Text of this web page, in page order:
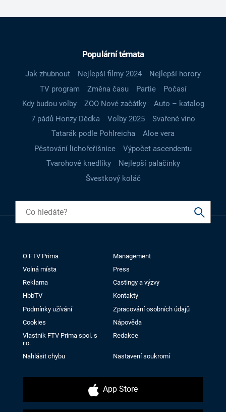
Populární témata
Jak zhubnout Nejlepší filmy 2024
Nejlepší horory
TV program
Změna času Partie
Počasí
Kdy budou volby
ZOO Nové začátky
Auto – katalog
7 pádů Honzy Dědka
Volby 2025
Svařené víno
Tatarák podle Pohlreicha
Aloe vera
Pěstování lichořeřišnice
Výpočet ascendentu
Tvarohové knedlíky
Nejlepší palačinky
Švestkový koláč
O FTV Prima
Management
Volná místa
Press
Reklama
Castingy a výzvy
HbbTV
Kontakty
Podmínky užívání
Zpracování osobních údajů
Cookies
Nápověda
Vlastník FTV Prima spol. s
r.o.
Redakce
Nahlásit chybu Nastavení soukromí
App Store